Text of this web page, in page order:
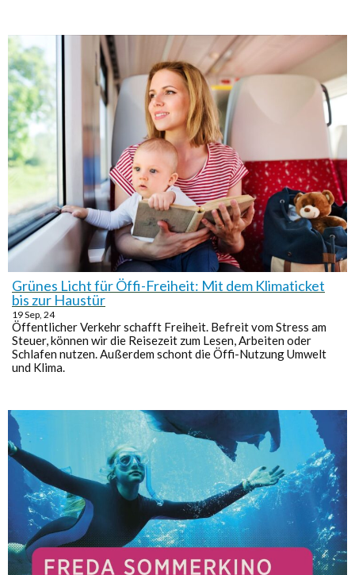
Grünes Licht für Öffi-Freiheit: Mit dem Klimaticket
bis zur Haustür
19Sep, 24
Öffentlicher Verkehr schafft Freiheit. Befreit vom Stress am
Steuer, können wir die Reisezeit zum Lesen, Arbeiten oder
Schlafen nutzen. Außerdem schont die Öffi-Nutzung Umwelt
und Klima.